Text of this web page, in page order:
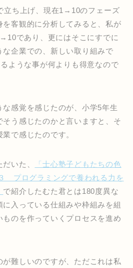
立ち上げ、現在1→10のフェーズ
客観的に分析してみると、私が
であり、更にはそこにすでに
企業での、新しい取り組みで
ような事が何よりも得意なので
感覚を感じたのが、小学5年生
う感じたのかと言いますと、そ
で感じたのです。
いた、
「士心塾子どもたちの色
プログラミングで養われる力を
で紹介したむた君とは180度異な
に入っている仕組みや枠組みを組
のを作っていくプロセスを進め
難しいのですが、ただこれは私